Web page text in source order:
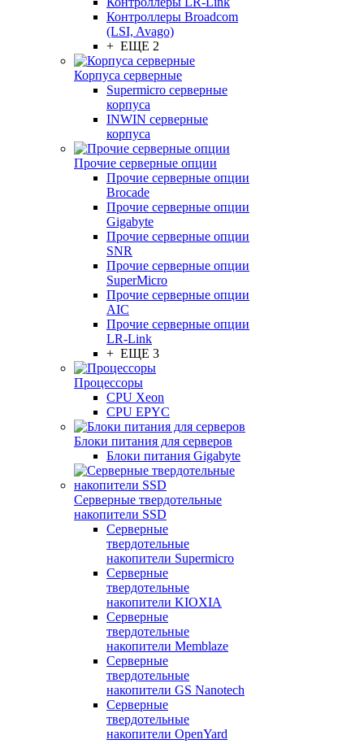
Контроллеры Broadcom
(LSI, Avago)
+ ЕЩЕ 2
Корпуса серверные
Supermicro серверные
корпуса
INWIN серверные
корпуса
Прочие серверные опции
Прочие серверные опции
Brocade
Прочие серверные опции
Gigabyte
Прочие серверные опции
SNR
Прочие серверные опции
SuperMicro
Прочие серверные опции
AIC
Прочие серверные опции
LR-Link
+ ЕЩЕ 3
Процессоры
CPU Xeon
CPU EPYC
Блоки питания для серверов
Блоки питания Gigabyte
Серверные твердотельные
накопители SSD
Cерверные
твердотельные
накопители Supermicro
Cерверные
твердотельные
накопители KIOXIA
Cерверные
твердотельные
накопители Memblaze
Cерверные
твердотельные
накопители GS Nanotech
Серверные
твердотельные
накопители OpenYard